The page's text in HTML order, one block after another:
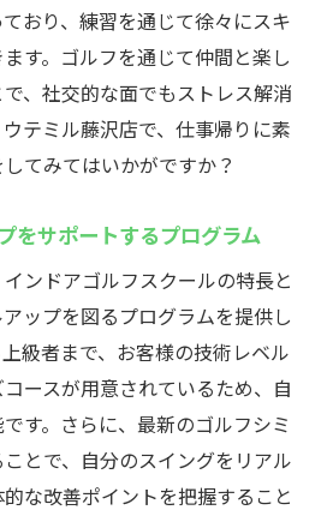
おり、練習を通じて徐々にスキ
す。ゴルフを通じて仲間と楽し
、社交的な面でもストレス解消
テミル藤沢店で、仕事帰りに素
てみてはいかがですか？
をサポートするプログラム
ンドアゴルフスクールの特長と
ップを図るプログラムを提供し
級者まで、お客様の技術レベル
ースが用意されているため、自
す。さらに、最新のゴルフシミ
とで、自分のスイングをリアル
な改善ポイントを把握すること